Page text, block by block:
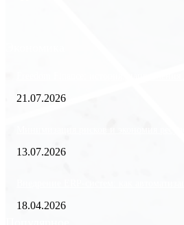
21.07.2026
13.07.2026
18.04.2026